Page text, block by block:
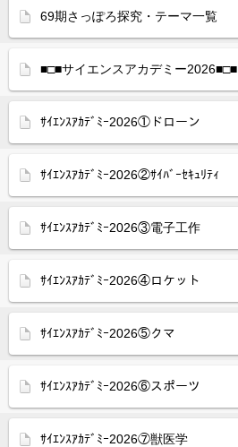
69期さっぽろ探究・テーマ一覧
■□■サイエンスアカデミー2026■□■
ｻｲｴﾝｽｱｶﾃﾞﾐｰ2026①ドローン
ｻｲｴﾝｽｱｶﾃﾞﾐｰ2026②ｻｲﾊﾞｰｾｷｭﾘﾃｨ
ｻｲｴﾝｽｱｶﾃﾞﾐｰ2026③電子工作
ｻｲｴﾝｽｱｶﾃﾞﾐｰ2026④ロケット
ｻｲｴﾝｽｱｶﾃﾞﾐｰ2026⑤クマ
ｻｲｴﾝｽｱｶﾃﾞﾐｰ2026⑥スポーツ
ｻｲｴﾝｽｱｶﾃﾞﾐｰ2026⑦獣医学